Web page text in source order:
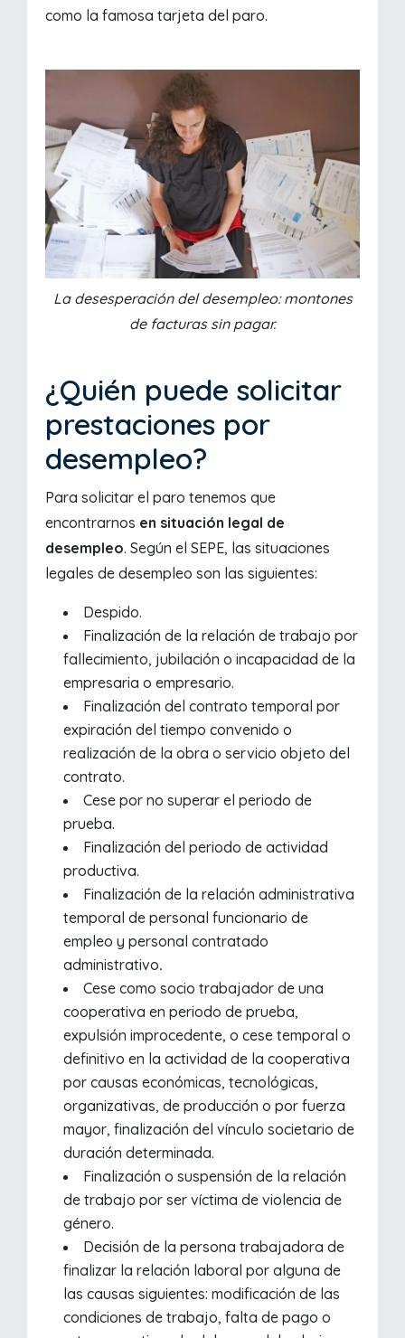
como la famosa tarjeta del paro.
La desesperación del desempleo: montones
de facturas sin pagar.
¿Quién puede solicitar
prestaciones por
desempleo?
Para solicitar el paro tenemos que
encontrarnos en situación legal de
desempleo. Según el SEPE, las situaciones
legales de desempleo son las siguientes:
Despido.
Finalización de la relación de trabajo por
fallecimiento, jubilación o incapacidad de la
empresaria o empresario.
Finalización del contrato temporal por
expiración del tiempo convenido o
realización de la obra o servicio objeto del
contrato.
Cese por no superar el periodo de
prueba.
Finalización del periodo de actividad
productiva.
Finalización de la relación administrativa
temporal de personal funcionario de
empleo y personal contratado
administrativo.
Cese como socio trabajador de una
cooperativa en periodo de prueba,
expulsión improcedente, o cese temporal o
definitivo en la actividad de la cooperativa
por causas económicas, tecnológicas,
organizativas, de producción o por fuerza
mayor, finalización del vínculo societario de
duración determinada.
Finalización o suspensión de la relación
de trabajo por ser víctima de violencia de
género.
Decisión de la persona trabajadora de
finalizar la relación laboral por alguna de
las causas siguientes: modificación de las
condiciones de trabajo, falta de pago o